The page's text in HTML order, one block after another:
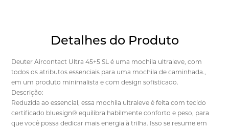
Detalhes do Produto
Deuter Aircontact Ultra 45+5 SL é uma mochila ultraleve, com
todos os atributos essenciais para uma mochila de caminhada.,
em um produto minimalista e com design sofisticado.
Descrição:
Reduzida ao essencial, essa mochila ultraleve é feita com tecido
certificado bluesign® equilibra habilmente conforto e peso, para
que você possa dedicar mais energia à trilha. Isso se resume em